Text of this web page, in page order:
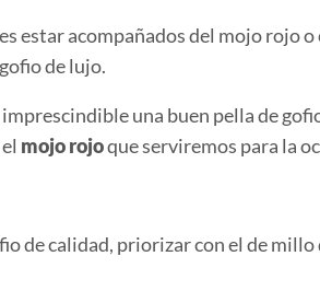
estar acompañados del mojo rojo
de lujo.
una buen pella de
mojo rojoque serviremos para la
de calidad, priorizar con el de millo